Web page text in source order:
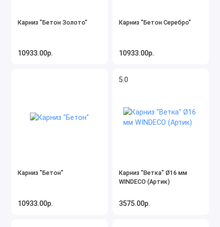
Карниз "Бетон Золото"
10933.00р.
Карниз "Бетон Серебро"
10933.00р.
Карниз "Бетон"
10933.00р.
5.0
Карниз "Ветка" Ø16 мм
WINDECO (Артик)
3575.00р.